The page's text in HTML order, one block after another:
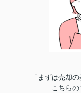
「まずは売却
こちらの